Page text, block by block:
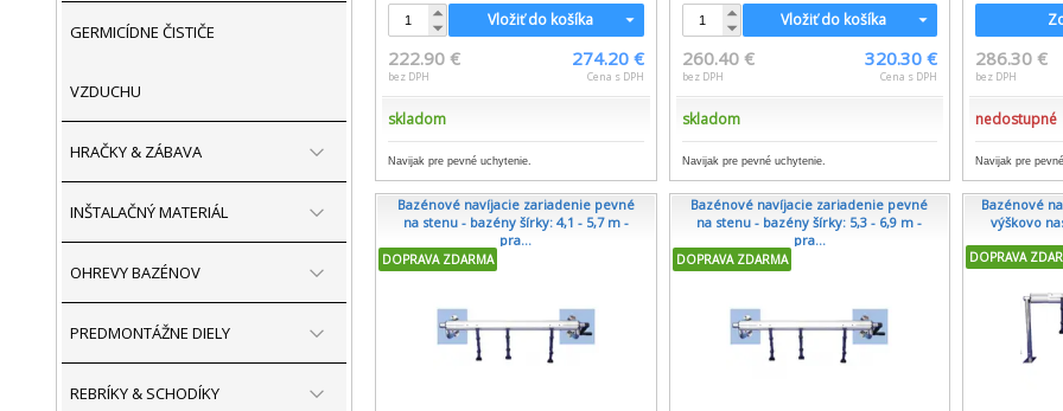
GERMICÍDNE ČISTIČE
VZDUCHU
HRAČKY & ZÁBAVA
INŠTALAČNÝ MATERIÁL
OHREVY BAZÉNOV
PREDMONTÁŽNE DIELY
REBRÍKY & SCHODÍKY
Vložiť do košíka
222.90 €
bez DPH
274.20 €
Cena s DPH
skladom
Navijak pre pevné uchytenie.
Vložiť do košíka
260.40 €
bez DPH
320.30 €
Cena s DPH
skladom
Navijak pre pevné uchytenie.
286.30 €
bez DPH
nedostupné
Navijak pre
Bazénové navíjacie zariadenie pevné
na stenu - bazény šírky: 4,1 - 5,7 m -
pra...
DOPRAVA ZDARMA
Bazénové navíjacie zariadenie pevné
na stenu - bazény šírky: 5,3 - 6,9 m -
pra...
DOPRAVA ZDARMA
Bazénové
výškovo
DOPRAVA